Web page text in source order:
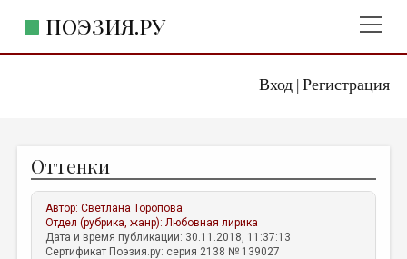
Вход| Регистрация
ПОЭЗИЯ.РУ
ЖАНРЫ
АВТОРЫ
КОММЕНТАРИИ
Оттенки
Автор:Светлана Торопова
Отдел (рубрика, жанр):Любовная лирика
Дата и время публикации: 30.11.2018, 11:37:13
Сертификат Поэзия.ру: серия 2138 № 139027